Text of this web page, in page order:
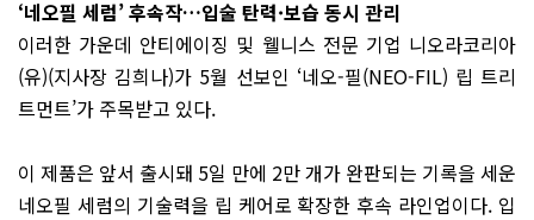
‘네오필 세럼’ 후속작…입술 탄력·보습 동시 관리
이러한 가운데 안티에이징 및 웰니스 전문 기업 니오라코리아
(유)(지사장 김희나)가 5월 선보인 ‘네오-필(NEO-FIL) 립 트리
트먼트’가 주목받고 있다.
이 제품은 앞서 출시돼 5일 만에 2만 개가 완판되는 기록을 세운
네오필 세럼의 기술력을 립 케어로 확장한 후속 라인업이다. 입